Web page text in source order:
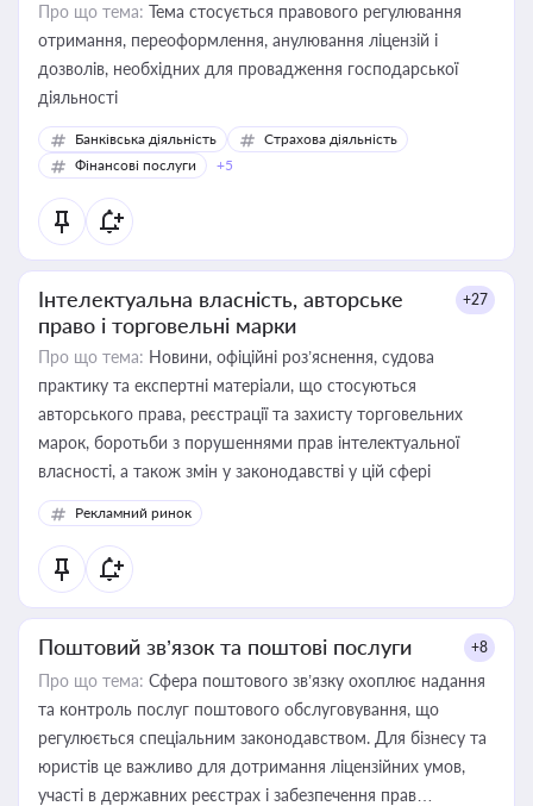
Про що тема: Тема стосується правового регулювання
отримання, переоформлення, анулювання ліцензій і
дозволів, необхідних для провадження господарської
діяльності
Банківська діяльність
Страхова діяльність
Фінансові послуги
+5
Інтелектуальна власність, авторське
право і торговельні марки
+27
Про що тема: Новини, офіційні роз’яснення, судова
практику та експертні матеріали, що стосуються
авторського права, реєстрації та захисту торговельних
марок, боротьби з порушеннями прав інтелектуальної
власності, а також змін у законодавстві у цій сфері
Рекламний ринок
Поштовий зв’язок та поштові послуги +8
Про що тема: Сфера поштового зв’язку охоплює надання
та контроль послуг поштового обслуговування, що
регулюється спеціальним законодавством. Для бізнесу та
юристів це важливо для дотримання ліцензійних умов,
участі в державних реєстрах і забезпечення прав